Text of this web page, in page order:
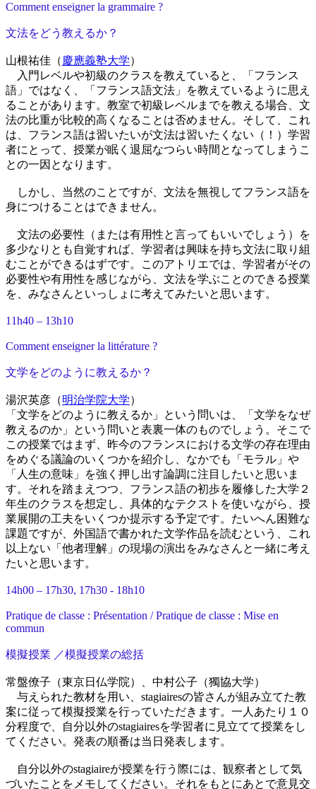
Comment enseigner la grammaire ?
文法をどう教えるか？
山根祐佳（ 慶應義塾大学）
入門レベルや初級のクラスを教えていると、「フランス
語」ではなく、「フランス語文法」を教えているように思え
ることがあります。教室で初級レベルまでを教える場合、文
法の比重が比較的高くなることは否めません。そして、これ
は、フランス語は習いたいが文法は習いたくない（！）学習
者にとって、授業が眠く退屈なつらい時間となってしまうこ
との一因となります。
しかし、当然のことですが、文法を無視してフランス語を
身につけることはできません。
文法の必要性（または有用性と言ってもいいでしょう）を
多少なりとも自覚すれば、学習者は興味を持ち文法に取り組
むことができるはずです。このアトリエでは、学習者がその
必要性や有用性を感じながら、文法を学ぶことのできる授業
を、みなさんといっしょに考えてみたいと思います。
11h40 – 13h10
Comment enseigner la littérature ?
文学をどのように教えるか？
湯沢英彦（明治学院大学）
「文学をどのように教えるか」という問いは、「文学をなぜ
教えるのか」という問いと表裏一体のものでしょう。そこで
この授業ではまず、昨今のフランスにおける文学の存在理由
をめぐる議論のいくつかを紹介し、なかでも「モラル」や
「人生の意味」を強く押し出す論調に注目したいと思いま
す。それを踏まえつつ、フランス語の初歩を履修した大学２
年生のクラスを想定し、具体的なテクストを使いながら、授
業展開の工夫をいくつか提示する予定です。たいへん困難な
課題ですが、外国語で書かれた文学作品を読むという、これ
以上ない「他者理解」の現場の演出をみなさんと一緒に考え
たいと思います。
14h00 – 17h30, 17h30 - 18h10
Pratique de classe : Présentation / Pratique de classe : Mise en
commun
模擬授業 ／模擬授業の総括
常盤僚子（東京日仏学院）、中村公子（獨協大学）
与えられた教材を用い、stagiairesの皆さんが組み立てた教
案に従って模擬授業を行っていただきます。一人あたり１０
分程度で、自分以外のstagiairesを学習者に見立てて授業をし
てください。発表の順番は当日発表します。
自分以外のstagiaireが授業を行う際には、観察者として気
づいたことをメモしてください。それをもとにあとで意見交